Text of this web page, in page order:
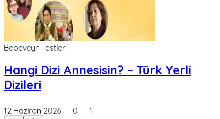
Bebeveyn Testleri
Hangi Dizi Annesisin? – Türk Yerli
Dizileri
12 Haziran 2026 0 1